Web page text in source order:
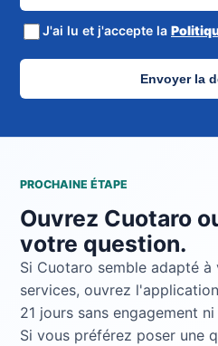
J'ai lu et j'accepte la
Envoyer la
PROCHAINE ÉTAPE
Ouvrez Cuotaro
votre question.
Si Cuotaro semble adapté
services, ouvrez
21 jours sans engagement
Si vous préférez poser une